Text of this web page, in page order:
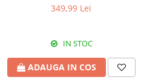
349,99 Lei
IN STOC
ADAUGA IN COS